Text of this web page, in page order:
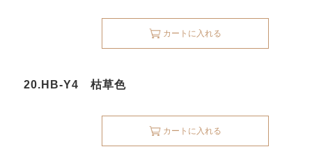
カートに入れる
20.HB-Y4 枯草色
カートに入れる